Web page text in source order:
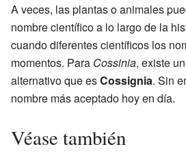
A veces, las plantas o animales
nombre científico a lo largo de la
cuando diferentes científicos los
momentos. Para Cossinia, existe un
alternativo que esCossignia. Sin
nombre más aceptado hoy en día.
Véase también